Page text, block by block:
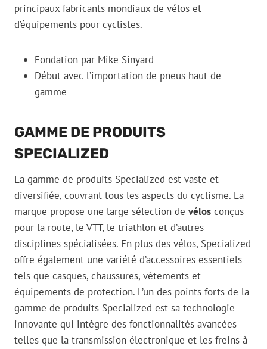
principaux fabricants mondiaux de vélos et
d’équipements pour cyclistes.
Fondation par Mike Sinyard
Début avec l’importation de pneus haut de
gamme
GAMME DE PRODUITS
SPECIALIZED
La gamme de produits Specialized est vaste et
diversifiée, couvrant tous les aspects du cyclisme. La
marque propose une large sélection de vélos conçus
pour la route, le VTT, le triathlon et d’autres
disciplines spécialisées. En plus des vélos, Specialized
offre également une variété d’accessoires essentiels
tels que casques, chaussures, vêtements et
équipements de protection. L’un des points forts de la
gamme de produits Specialized est sa technologie
innovante qui intègre des fonctionnalités avancées
telles que la transmission électronique et les freins à